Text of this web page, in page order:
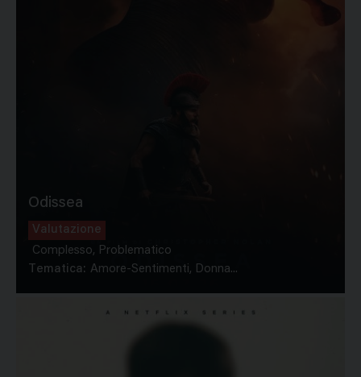
Odissea
Valutazione
Complesso, Problematico
Tematica: Amore-Sentimenti, Donna...